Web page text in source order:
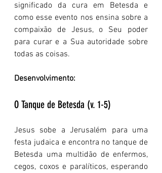
significado da cura em Betesda e
como esse evento nos ensina sobre a
compaixão de Jesus, o Seu poder
para curar e a Sua autoridade sobre
todas as coisas.
Desenvolvimento:
O Tanque de Betesda (v. 1-5)
Jesus sobe a Jerusalém para uma
festa judaica e encontra no tanque de
Betesda uma multidão de enfermos,
cegos, coxos e paralíticos, esperando